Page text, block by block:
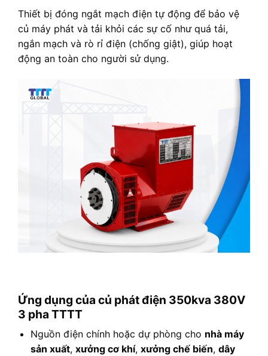
Thiết bị đóng ngắt mạch điện tự động để bảo vệ
củ máy phát và tải khỏi các sự cố như quá tải,
ngắn mạch và rò rỉ điện (chống giật), giúp hoạt
động an toàn cho người sử dụng.
Ứng dụng của củ phát điện 350kva 380V
3 pha TTTT
Nguồn điện chính hoặc dự phòng cho nhà máy
sản xuất, xưởng cơ khí, xưởng chế biến, dây